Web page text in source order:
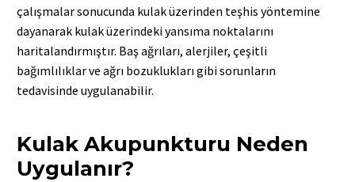
çalışmalar sonucunda kulak üzerinden teşhis yöntemine
dayanarak kulak üzerindeki yansıma noktalarını
haritalandırmıştır. Baş ağrıları, alerjiler, çeşitli
bağımlılıklar ve ağrı bozuklukları gibi sorunların
tedavisinde uygulanabilir.
Kulak Akupunkturu Neden
Uygulanır?